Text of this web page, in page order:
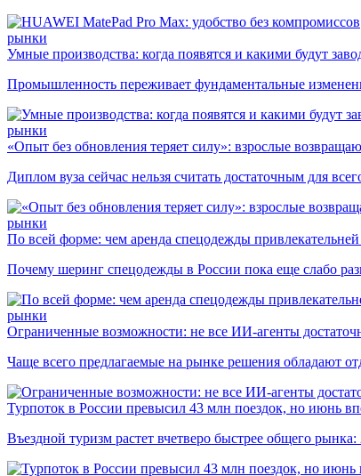
рынки
Умные производства: когда появятся и какими будут
Промышленность переживает фундаментальные
рынки
«Опыт без обновления теряет силу»: взрослые
Диплом вуза сейчас нельзя считать достаточным для
рынки
По всей форме: чем аренда спецодежды
Почему шеринг спецодежды в России пока еще слабо
рынки
Ограниченные возможности: не все ИИ-агенты
Чаще всего предлагаемые на рынке решения обладают
Турпоток в России превысил 43 млн поездок, но июнь
Въездной туризм растет вчетверо быстрее общего